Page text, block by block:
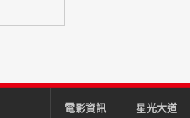
電影資訊 星光大道